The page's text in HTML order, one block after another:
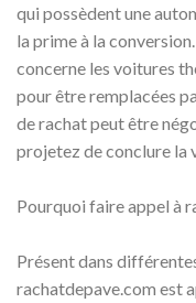
qui possèdent une
la prime à la
concerne les voitures
pour être remplacées
de rachat peut être
projetez de conclure la
Pourquoi faire appel à
Présent dans
rachatdepave.com est